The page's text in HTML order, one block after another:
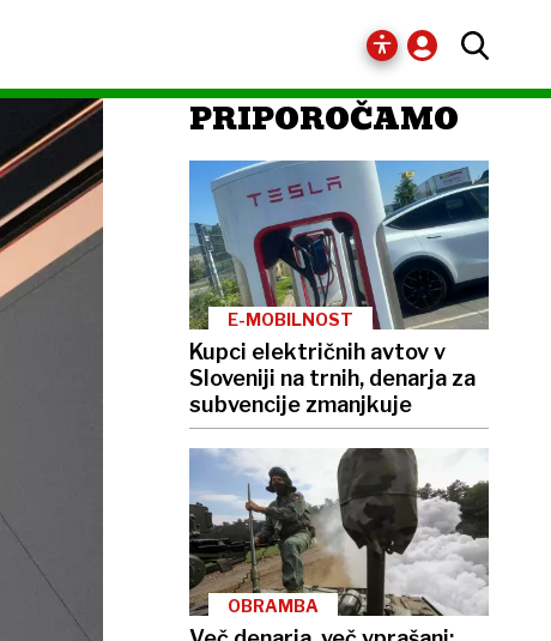
PRIPOROČAMO
E-MOBILNOST
Kupci električnih avtov v
Sloveniji na trnih, denarja za
subvencije zmanjkuje
OBRAMBA